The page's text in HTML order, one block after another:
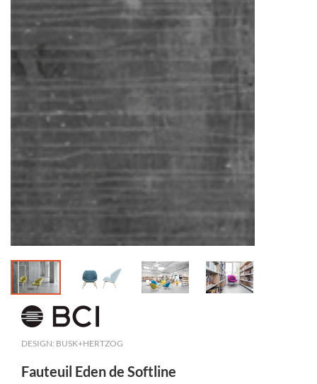
DESIGN: BUSK+HERTZOG
Fauteuil Eden de Softline